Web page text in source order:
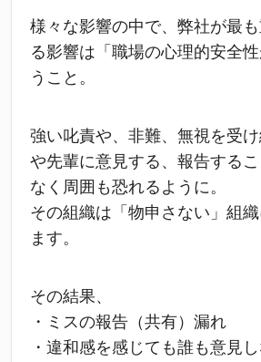
様々な影響の中で、弊社が最
る影響は「職場の心理的安全
うこと。
強い叱責や、非難、無視を受
や先輩に意見する、報告する
なく周囲も恐れるように。
その組織は「物申さない」組
ます。
その結果、
・ミスの報告（共有）漏れ
・違和感を感じても誰も意見